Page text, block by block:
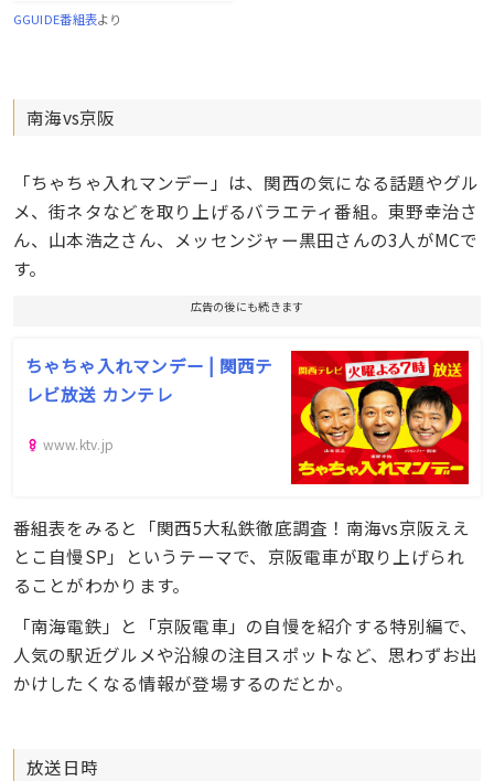
GGUIDE番組表より
南海vs京阪
「ちゃちゃ入れマンデー」は、関西の気になる話題やグル
メ、街ネタなどを取り上げるバラエティ番組。東野幸治さ
ん、山本浩之さん、メッセンジャー黒田さんの3人がMCで
す。
広告の後にも続きます
ちゃちゃ入れマンデー | 関西テ
レビ放送 カンテレ
www.ktv.jp
番組表をみると「関西5大私鉄徹底調査！南海vs京阪ええ
とこ自慢SP」というテーマで、京阪電車が取り上げられ
ることがわかります。
「南海電鉄」と「京阪電車」の自慢を紹介する特別編で、
人気の駅近グルメや沿線の注目スポットなど、思わずお出
かけしたくなる情報が登場するのだとか。
放送日時